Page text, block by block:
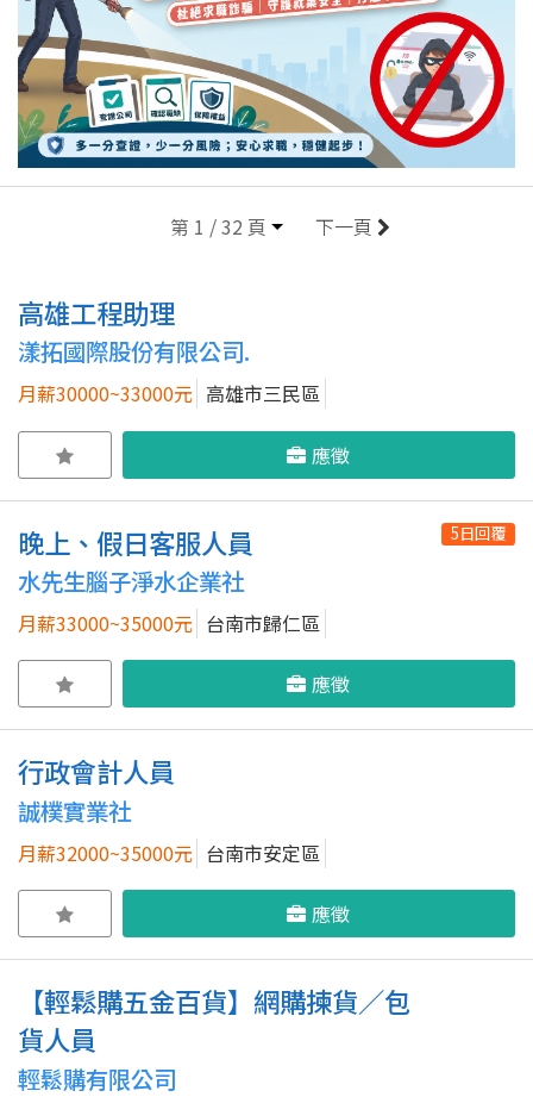
第 1 / 32 頁 下一頁
高雄工程助理
漾拓國際股份有限公司.
月薪30000~33000元 高雄市三民區
應徵
晚上、假日客服人員 5日回覆
水先生腦子淨水企業社
月薪33000~35000元 台南市歸仁區
應徵
行政會計人員
誠樸實業社
月薪32000~35000元 台南市安定區
應徵
【輕鬆購五金百貨】網購揀貨／包
貨人員
輕鬆購有限公司